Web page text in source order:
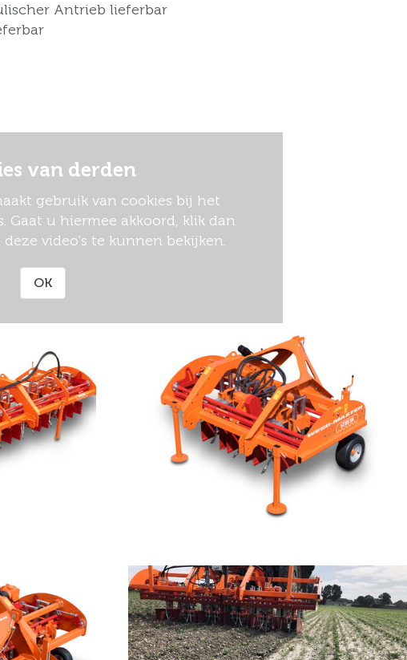
Antrieb lieferbar
van derden
gebruik van cookies bij het
Gaat u hiermee akkoord, klik dan
video's te kunnen bekijken.
OK